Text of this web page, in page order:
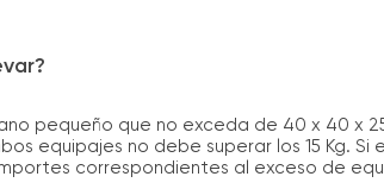
pequeño que no exceda de 40 x 40 x
equipajes no debe superar los 15 Kg.
correspondientes al exceso de